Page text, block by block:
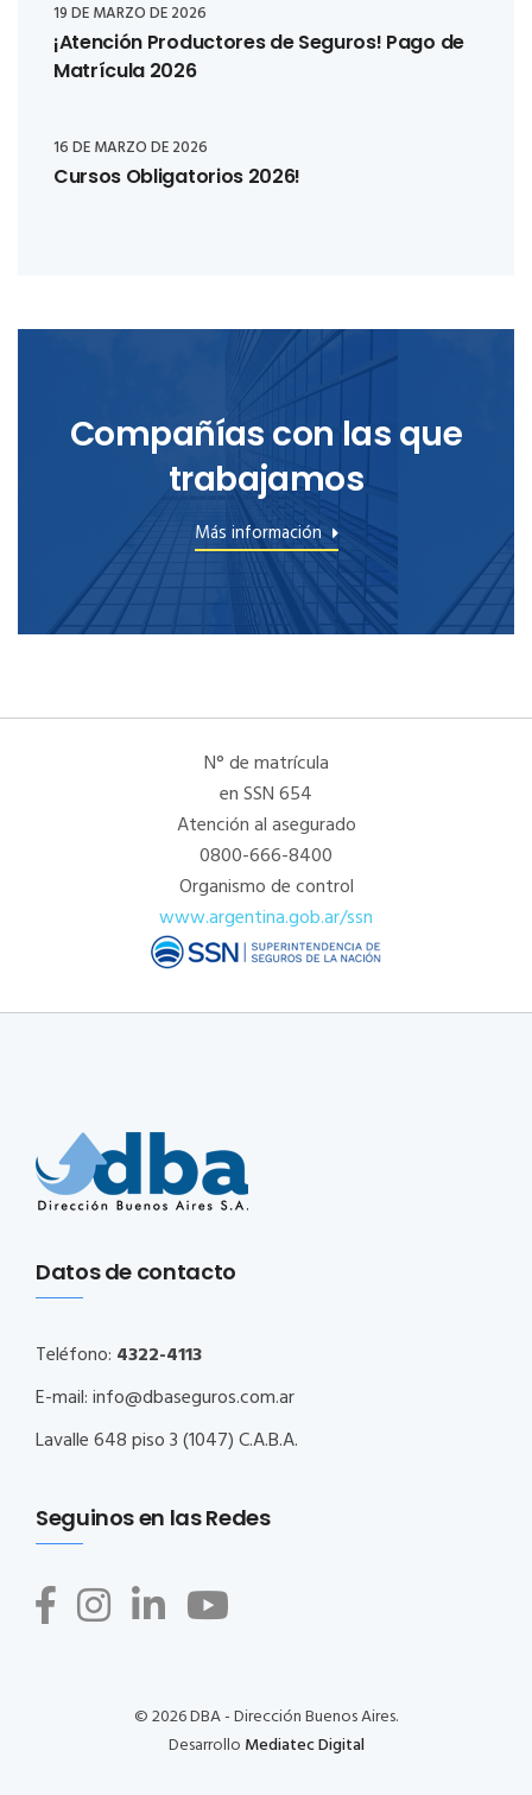
19 DE MARZO DE 2026
¡Atención Productores de Seguros! Pago de
Matrícula 2026
16 DE MARZO DE 2026
Cursos Obligatorios 2026!
Compañías con las que
trabajamos
Más información
N° de matrícula
en SSN 654
Atención al asegurado
0800-666-8400
Organismo de control
www.argentina.gob.ar/ssn
Datos de contacto
Teléfono: 4322-4113
E-mail:info@dbaseguros.com.ar
Lavalle 648 piso 3 (1047) C.A.B.A.
Seguinos en las Redes
© 2026 DBA - Dirección Buenos Aires.
Desarrollo Mediatec Digital